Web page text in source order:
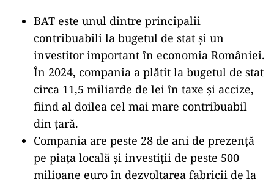
BAT este unul dintre principalii
contribuabili la bugetul de stat și un
investitor important în economia României.
În 2024, compania a plătit la bugetul de stat
circa 11,5 miliarde de lei în taxe și accize,
fiind al doilea cel mai mare contribuabil
din țară.
Compania are peste 28 de ani de prezență
pe piața locală și investiții de peste 500
milioane euro în dezvoltarea fabricii de la